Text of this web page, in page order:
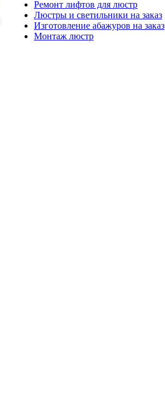
Ремонт лифтов для люстр
Люстры и светильники на заказ
Изготовление абажуров на заказ
Монтаж люстр